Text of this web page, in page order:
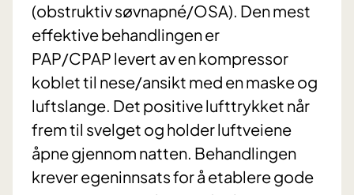
(obstruktiv søvnapné/OSA). Den mest
effektive behandlingen er
PAP/CPAP levert av en kompressor
koblet til nese/ansikt med en maske og
luftslange. Det positive lufttrykket når
frem til svelget og holder luftveiene
åpne gjennom natten. Behandlingen
krever egeninnsats for å etablere gode